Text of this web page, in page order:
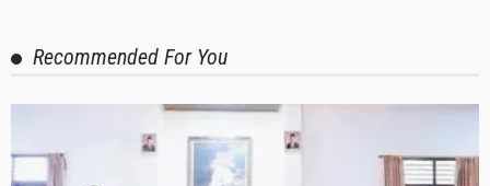
Recommended For You